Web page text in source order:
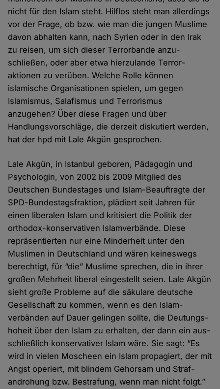
nicht für den Islam steht. Hilflos steht man aller­dings
vor der Frage, ob bzw. wie man die jungen Muslime
davon ab­halten kann, nach Syrien oder in den Irak
zu reisen, um sich dieser Terror­bande anzu­
schließen, oder aber etwa hier­zulande Terror­
aktionen zu verüben. Welche Rolle können
islamische Organisationen spielen, um gegen
Islamismus, Salafismus und Terrorismus
anzugehen? Über diese Fragen und über
Handlungs­vorschläge, die der­zeit diskutiert werden,
hat der hpd mit Lale Akgün gesprochen.
Lale Akgün, in Istanbul geboren, Päda­gogin und
Psycho­login, von 2002 bis 2009 Mitglied des
Deutschen Bundes­tages und Islam-Beauftragte der
SPD-Bundes­tags­fraktion, plädiert seit Jahren für
einen liberalen Islam und kritisiert die Politik der
orthodox-konservativen Islam­verbände. Diese
repräsentierten nur eine Minder­heit unter den
Muslimen in Deutschland und wären keines­wegs
berechtigt, für “die” Muslime sprechen, die in ihrer
großen Mehrheit liberal einge­stellt seien. Lale Akgün
sieht große Probleme auf die säkulare deutsche
Gesellschaft zu kommen, wenn es den Islam­
verbänden auf Dauer gelingen sollte, die Deutungs­
hoheit über den Islam zu er­halten, der dann ein aus­
schließlich konservativer Islam wäre. Sie sagt: “Es
wird in vielen Moscheen ein Islam propagiert, der mit
Angst operiert, mit blindem Gehorsam und Straf­
androhung bzw. Bestrafung, wenn man nicht folgt.”